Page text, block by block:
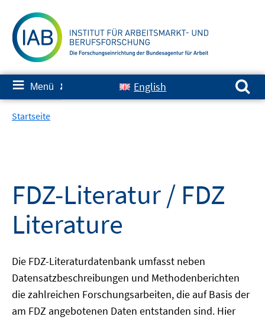
zum
Inhalt
≡ Menü ✘ English
Suchen nach:
Startseite
FDZ-Literatur / FDZ
Literature
Die FDZ-Literaturdatenbank umfasst neben
Datensatzbeschreibungen und Methodenberichten
die zahlreichen Forschungsarbeiten, die auf Basis der
am FDZ angebotenen Daten entstanden sind. Hier